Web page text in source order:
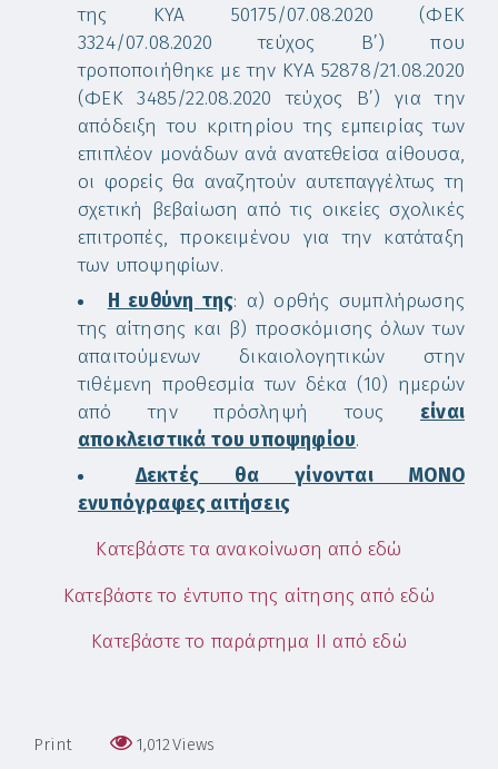
της ΚΥΑ 50175/07.08.2020 (ΦΕΚ
3324/07.08.2020 τεύχος Β’) που
τροποποιήθηκε με την ΚΥΑ 52878/21.08.2020
(ΦΕΚ 3485/22.08.2020 τεύχος Β’) για την
απόδειξη του κριτηρίου της εμπειρίας των
επιπλέον μονάδων ανά ανατεθείσα αίθουσα,
οι φορείς θα αναζητούν αυτεπαγγέλτως τη
σχετική βεβαίωση από τις οικείες σχολικές
επιτροπές, προκειμένου για την κατάταξη
των υποψηφίων.
Η ευθύνη της: α) ορθής συμπλήρωσης
της αίτησης και β) προσκόμισης όλων των
απαιτούμενων δικαιολογητικών στην
τιθέμενη προθεσμία των δέκα (10) ημερών
από την πρόσληψή τους είναι
αποκλειστικά του υποψηφίου.
Δεκτές θα γίνονται ΜΟΝΟ
ενυπόγραφες αιτήσεις
Κατεβάστε τα ανακοίνωση από εδώ
Κατεβάστε το έντυπο της αίτησης από εδώ
Κατεβάστε το παράρτημα ΙΙ από εδώ
Print 1,012Views